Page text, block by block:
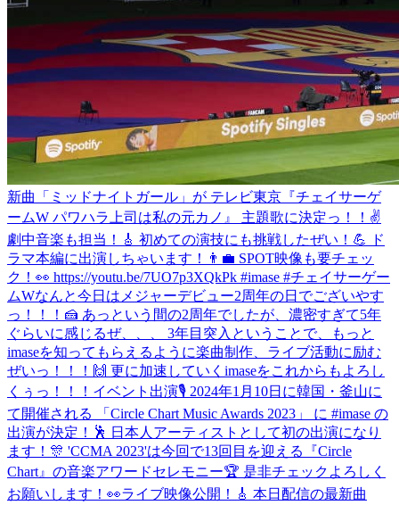
新曲「ミッドナイトガール」が テレビ東京『チェイサーゲ
ームW パワハラ上司は私の元カノ』 主題歌に決定っ！！✌️
劇中音楽も担当！🎸 初めての演技にも挑戦したぜい！💪 ド
ラマ本編に出演しちゃいます！👨‍💼 SPOT映像も要チェッ
ク！👀 https://youtu.be/7UO7p3XQkPk #imase #チェイサーゲー
ムWなんと今日はメジャーデビュー2周年の日でございやす
っ！！！🍰 あっという間の2周年でしたが、濃密すぎて5年
ぐらいに感じるぜ、、、 3年目突入ということで、もっと
imaseを知ってもらえるように楽曲制作、ライブ活動に励む
ぜいっ！！！🙌 更に加速していくimaseをこれからもよろし
くぅっ！！！ イベント出演🎙 2024年1月10日に韓国・釜山に
て開催される 「Circle Chart Music Awards 2023」 に #imase の
出演が決定！🕺 日本人アーティストとして初の出演になり
ます！🎊 'CCMA 2023'は今回で13回目を迎える『Circle
Chart』の音楽アワードセレモニー🏆 是非チェックよろしく
お願いします！👀ライブ映像公開！🎸 本日配信の最新曲